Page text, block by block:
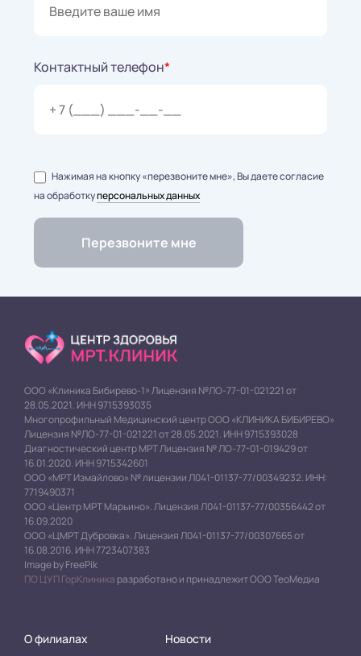
Контактный телефон*
Нажимая на кнопку «перезвоните мне», Вы даете согласие
на обработкуперсональных данных
ООО «Клиника Бибирево-1» Лицензия №ЛО-77-01-021221 от
28.05.2021. ИНН 9715393035
Многопрофильный Медицинский центр ООО «КЛИНИКА БИБИРЕВО»
Лицензия №ЛО-77-01-021221 от 28.05.2021. ИНН 9715393028
Диагностический центр МРТ Лицензия № ЛО-77-01-019429 от
16.01.2020. ИНН 9715342601
ООО «МРТ Измайлово» № лицензии Л041-01137-77/00349232. ИНН:
7719490371
ООО «Центр МРТ Марьино». Лицензия Л041-01137-77/00356442 от
16.09.2020
ООО «ЦМРТ Дубровка». Лицензия Л041-01137-77/00307665 от
16.08.2016. ИНН 7723407383
Image by FreePik
ПО ЦУП ГорКлиника разработано и принадлежит ООО ТеоМедиа
О филиалах
Новости